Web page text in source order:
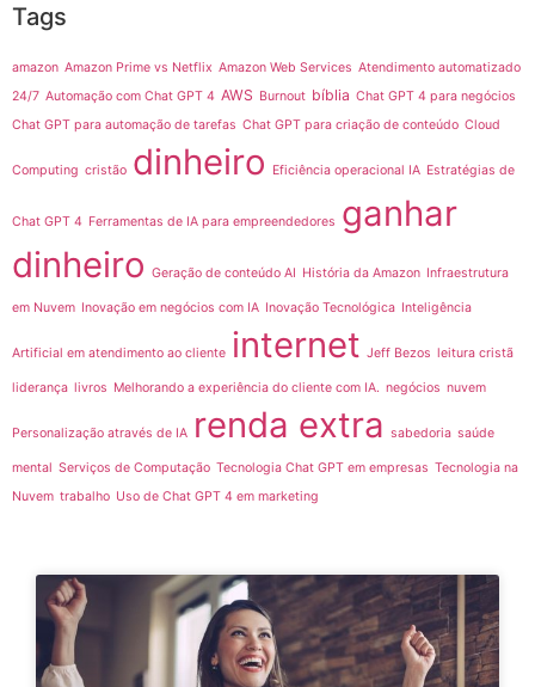
Tags
amazon Amazon Prime vs Netflix Amazon Web Services Atendimento automatizado
24/7 Automação com Chat GPT 4 AWS Burnout bíblia Chat GPT 4 para negócios
Chat GPT para automação de tarefas Chat GPT para criação de conteúdo Cloud
Computing cristão dinheiro Eficiência operacional IA Estratégias de
Chat GPT 4 Ferramentas de IA para empreendedores ganhar
dinheiro Geração de conteúdo AI História da Amazon Infraestrutura
em Nuvem Inovação em negócios com IA Inovação Tecnológica Inteligência
Artificial em atendimento ao cliente internet Jeff Bezos leitura cristã
liderança livros Melhorando a experiência do cliente com IA. negócios nuvem
Personalização através de IA renda extra sabedoria saúde
mental Serviços de Computação Tecnologia Chat GPT em empresas Tecnologia na
Nuvem trabalho Uso de Chat GPT 4 em marketing